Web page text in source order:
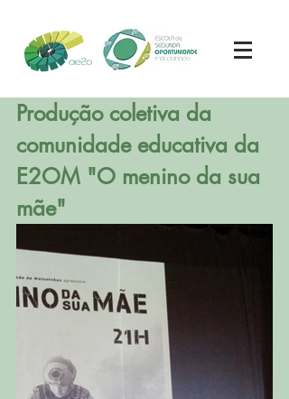
Produção coletiva da
comunidade educativa da
E2OM "O menino da sua
mãe"